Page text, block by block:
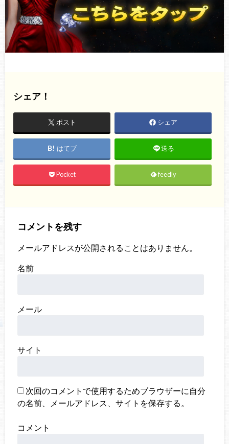
シェア！
ポスト シェア
はてブ 送る
Pocket feedly
コメントを残す
メールアドレスが公開されることはありません。
名前
メール
サイト
次回のコメントで使用するためブラウザーに自分
の名前、メールアドレス、サイトを保存する。
コメント